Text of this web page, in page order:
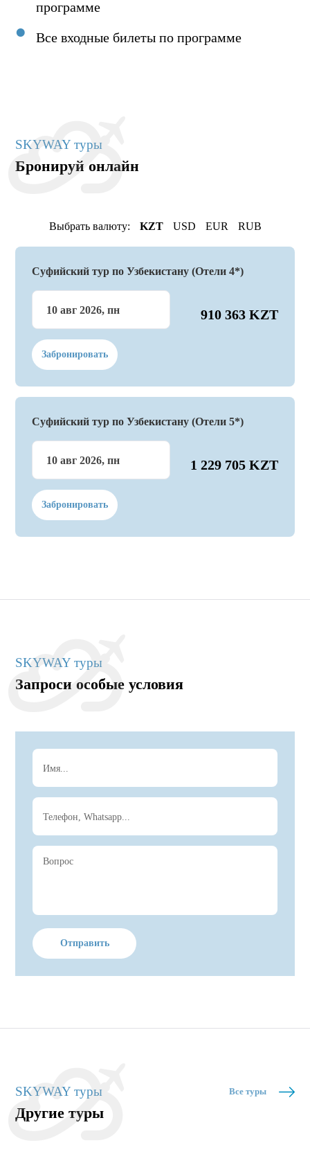
программе
Все входные билеты по программе
SKYWAY туры
Бронируй онлайн
Выбрать валюту: KZT USD EUR RUB
Суфийский тур по Узбекистану (Отели 4*)
10 авг 2026, пн 910 363 KZT
Забронировать
Суфийский тур по Узбекистану (Отели 5*)
10 авг 2026, пн 1 229 705 KZT
Забронировать
SKYWAY туры
Запроси особые условия
Отправить
SKYWAY туры Все туры
Другие туры